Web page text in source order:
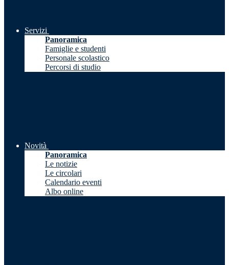
Servizi
Panoramica
Famiglie e studenti
Personale scolastico
Percorsi di studio
Novità
Panoramica
Le notizie
Le circolari
Calendario eventi
Albo online